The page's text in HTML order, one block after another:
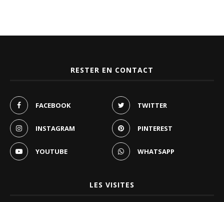
RESTER EN CONTACT
FACEBOOK TWITTER
INSTAGRAM PINTEREST
YOUTUBE WHATSAPP
LES VISITES